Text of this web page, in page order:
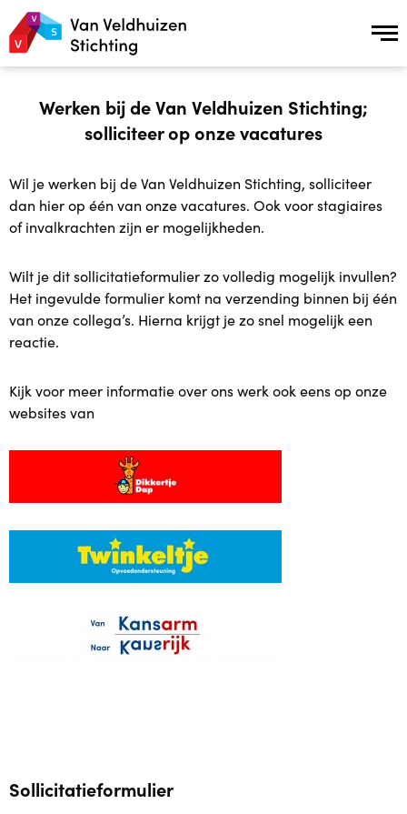
Van Kansarm naar Kansrijk
Onze aanpak
Ons 5 stappen model
Verhalen uit de praktijk
Netwerkpartners
Vrijwilligers
Succesverhalen vrijwilligers
Financiering
Gemeente Rotterdam
Stichting Neyenburgh /Volkskracht
Werken bij de Van Veldhuizen Stichting;
solliciteer op onze vacatures
Wil je werken bij de Van Veldhuizen Stichting, solliciteer
dan hier op één van onze vacatures. Ook voor stagiaires
of invalkrachten zijn er mogelijkheden.
Wilt je dit sollicitatieformulier zo volledig mogelijk invullen?
Het ingevulde formulier komt na verzending binnen bij één
van onze collega’s. Hierna krijgt je zo snel mogelijk een
reactie.
Kijk voor meer informatie over ons werk ook eens op onze
websites van
Sollicitatieformulier